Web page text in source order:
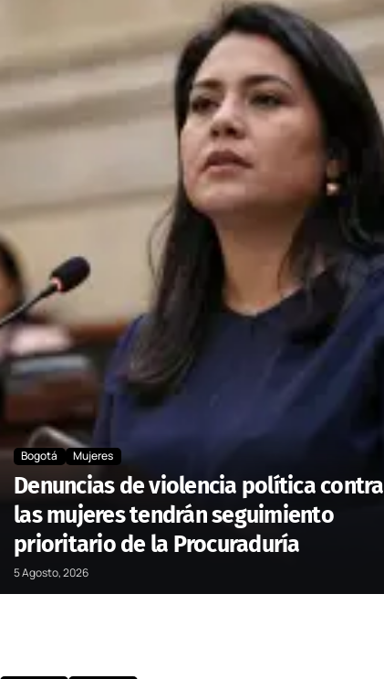
Bogotá Mujeres
Denuncias de violencia política contra
las mujeres tendrán seguimiento
prioritario de la Procuraduría
5 Agosto, 2026